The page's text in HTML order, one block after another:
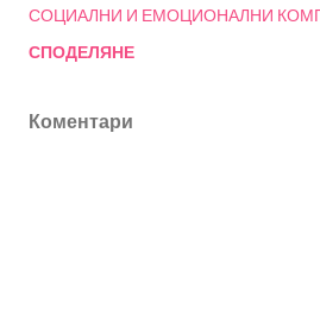
СОЦИАЛНИ И ЕМОЦИОНАЛНИ
СПОДЕЛЯНЕ
Коментари